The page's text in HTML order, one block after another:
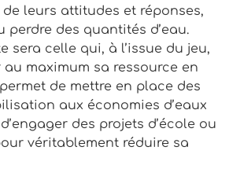
leurs attitudes et réponses,
perdre des quantités d’eau.
sera celle qui, à l’issue du jeu,
maximum sa ressource en
permet de mettre en place des
aux économies d’eaux
des projets d’école ou
véritablement réduire sa